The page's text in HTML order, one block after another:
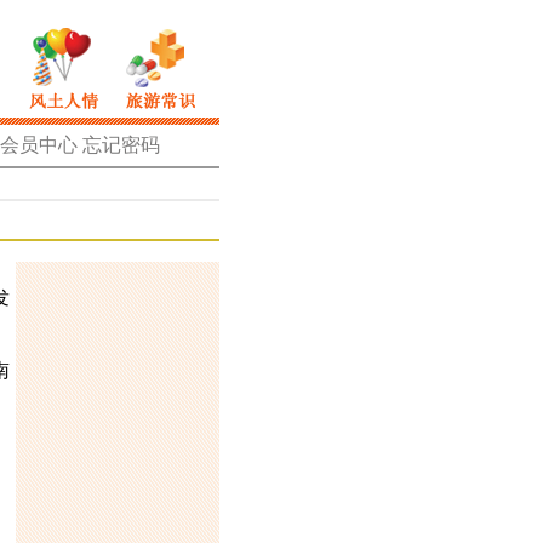
会员中心 忘记密码